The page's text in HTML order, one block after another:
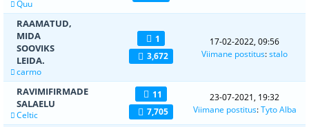
Quu
RAAMATUD,
MIDA
SOOVIKS
LEIDA.
carmo
1
3,672
17-02-2022, 09:56
Viimane postitus:stalo
RAVIMIFIRMADE
SALAELU
Celtic
11
7,705
23-07-2021, 19:32
Viimane postitus:Tyto Alba